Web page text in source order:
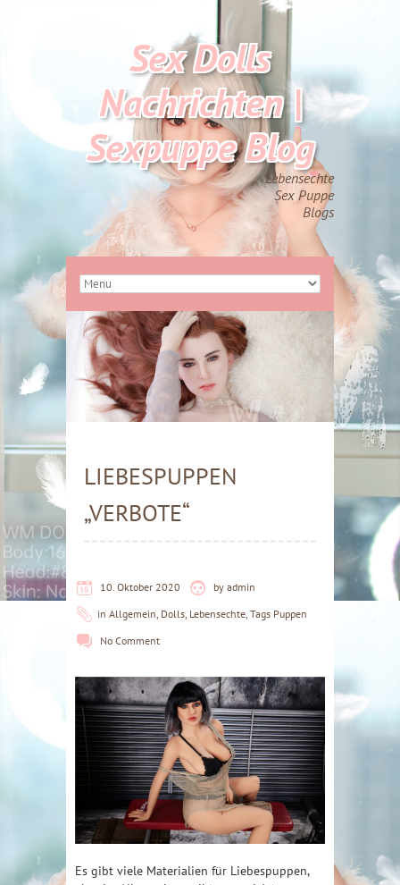
Sex Dolls
Nachrichten |
Sexpuppe Blog
Lebensechte
Sex Puppe
Blogs
LIEBESPUPPEN
„VERBOTE“
10. Oktober 2020 by admin
in Allgemein, Dolls, Lebensechte, Tags Puppen
No Comment
Es gibt viele Materialien für Liebespuppen,